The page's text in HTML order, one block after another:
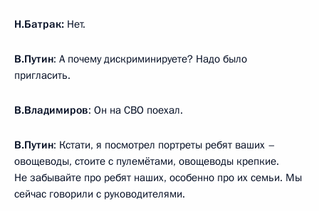
Н.Батрак: Нет.
В.Путин: А почему дискриминируете? Надо было
пригласить.
В.Владимиров: Он на СВО поехал.
В.Путин: Кстати, я посмотрел портреты ребят ваших –
овощеводы, стоите с пулемётами, овощеводы крепкие.
Не забывайте про ребят наших, особенно про их семьи. Мы
сейчас говорили с руководителями.